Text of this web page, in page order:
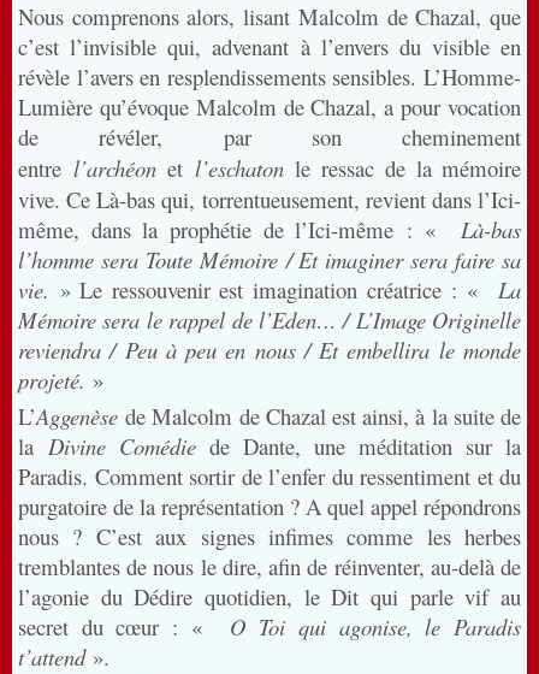
Nous comprenons alors, lisant Malcolm de Chazal, que
c’est l’invisible qui, advenant à l’envers du visible en
révèle l’avers en resplendissements sensibles. L’Homme-
Lumière qu’évoque Malcolm de Chazal, a pour vocation
de révéler, par son cheminement
entre l’archéon et l’eschaton le ressac de la mémoire
vive. Ce Là-bas qui, torrentueusement, revient dans l’Ici-
même, dans la prophétie de l’Ici-même : « Là-bas
l’homme sera Toute Mémoire / Et imaginer sera faire sa
vie. » Le ressouvenir est imagination créatrice : « La
Mémoire sera le rappel de l’Eden… / L’Image Originelle
reviendra / Peu à peu en nous / Et embellira le monde
projeté. »
L’Aggenèse de Malcolm de Chazal est ainsi, à la suite de
la Divine Comédie de Dante, une méditation sur la
Paradis. Comment sortir de l’enfer du ressentiment et du
purgatoire de la représentation ? A quel appel répondrons
nous ? C’est aux signes infimes comme les herbes
tremblantes de nous le dire, afin de réinventer, au-delà de
l’agonie du Dédire quotidien, le Dit qui parle vif au
secret du cœur : « O Toi qui agonise, le Paradis
t’attend».